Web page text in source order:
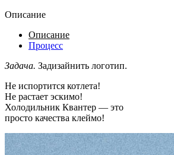
Описание
Описание
Процесс
Задача. Задизайнить логотип.
Не испортится котлета!
Не растает эскимо!
Холодильник Квантер — это
просто качества клеймо!